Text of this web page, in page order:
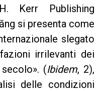
Kerr Publishing
si presenta come
slegato
irrilevanti dei
(Ibidem, 2),
delle condizioni